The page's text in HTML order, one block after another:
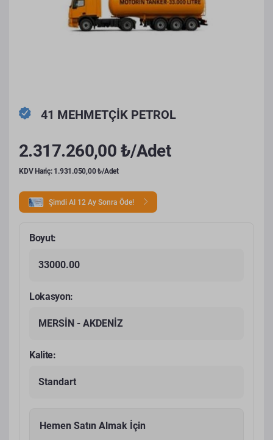
41 MEHMETÇİK PETROL
2.317.260,00 ₺/Adet
KDV Hariç: 1.931.050,00 ₺/Adet
Şimdi Al 12 Ay Sonra Öde!
Boyut:
33000.00
Lokasyon:
MERSİN - AKDENİZ
Kalite:
Standart
Hemen Satın Almak İçin